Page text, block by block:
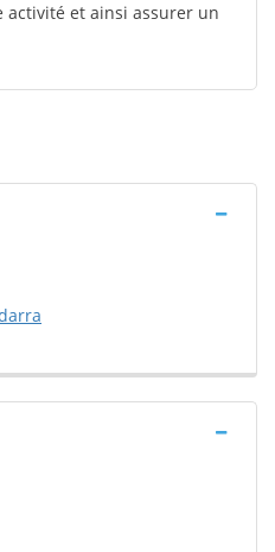
activité et ainsi assurer un